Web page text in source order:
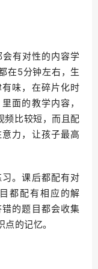
有对性的内容学
在5分钟左右，生
有味，在碎片化时
里面的教学内容，
频比较短，而且配
力，让孩子最高
习。课后都配有对
都配有相应的解
的题目都会收集
的记忆。